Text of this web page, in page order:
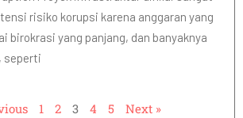
risiko korupsi karena anggaran yang
birokrasi yang panjang, dan banyaknya
seperti
1 2 3 4 5 Next »